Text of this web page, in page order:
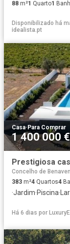
88 m²1 Quarto1
Disponibilizado há
idealista.pt
Casa· Para Comprar
1 400 000 €
Concelho de
383 m²4 Quartos4
·Jardim·Piscina·
Há 6 dias por